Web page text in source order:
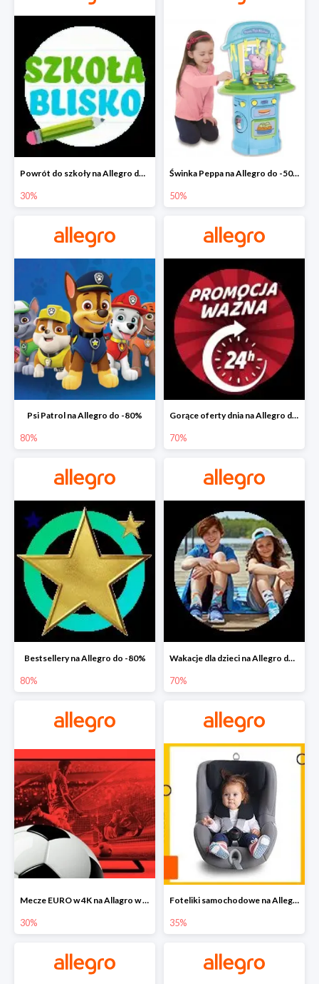
Powrót do szkoły na Allegro do -30%
30%
Świnka Peppa na Allegro do -50%
50%
Psi Patrol na Allegro do -80%
80%
Gorące oferty dnia na Allegro do -50%
70%
Bestsellery na Allegro do -80%
80%
Wakacje dla dzieci na Allegro do -70%
70%
Mecze EURO w 4K na Allagro w super cenach
30%
Foteliki samochodowe na Allegro w super cenach
35%